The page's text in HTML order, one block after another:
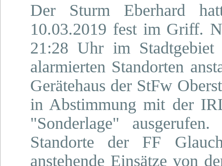
Der Sturm Eberhard
10.03.2019 fest im Griff.
21:28 Uhr im
alarmierten Standorten
Gerätehaus der StFw
in Abstimmung mit der
"Sonderlage"
Standorte der FF
anstehende Einsätze von